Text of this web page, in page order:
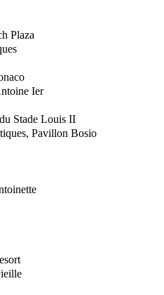
Plaza
Ier
Stade Louis II
Pavillon Bosio